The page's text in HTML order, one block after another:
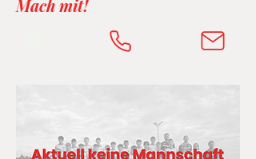
Mach mit!